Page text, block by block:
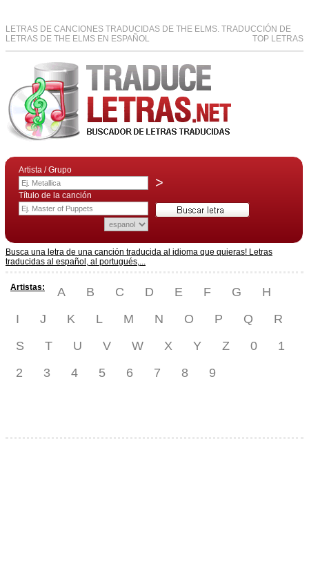
LETRAS DE CANCIONES TRADUCIDAS DE THE ELMS. TRADUCCIÓN DE
LETRAS DE THE ELMS EN ESPAÑOL
TOP LETRAS
Artista / Grupo
>
Título de la canción
Busca una letra de una canción traducida al idioma que quieras! Letras
traducidas al español, al portugués,...
Artistas: A B C D E F G
H
I
J K L M N O P Q
R
S
T U V W X Y Z 0
1
2
3 4 5 6 7 8 9